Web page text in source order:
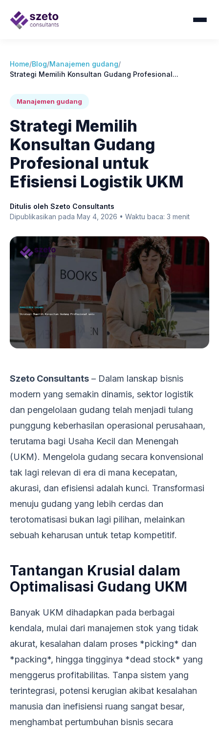
Home/Blog/Manajemen gudang/
Strategi Memilih Konsultan Gudang Profesional...
Manajemen gudang
Strategi Memilih
Konsultan Gudang
Profesional untuk
Efisiensi Logistik UKM
Ditulis oleh Szeto Consultants
Dipublikasikan pada May 4, 2026 • Waktu baca: 3 menit
Szeto Consultants – Dalam lanskap bisnis
modern yang semakin dinamis, sektor logistik
dan pengelolaan gudang telah menjadi tulang
punggung keberhasilan operasional perusahaan,
terutama bagi Usaha Kecil dan Menengah
(UKM). Mengelola gudang secara konvensional
tak lagi relevan di era di mana kecepatan,
akurasi, dan efisiensi adalah kunci. Transformasi
menuju gudang yang lebih cerdas dan
terotomatisasi bukan lagi pilihan, melainkan
sebuah keharusan untuk tetap kompetitif.
Tantangan Krusial dalam
Optimalisasi Gudang UKM
Banyak UKM dihadapkan pada berbagai
kendala, mulai dari manajemen stok yang tidak
akurat, kesalahan dalam proses *picking* dan
*packing*, hingga tingginya *dead stock* yang
menggerus profitabilitas. Tanpa sistem yang
terintegrasi, potensi kerugian akibat kesalahan
manusia dan inefisiensi ruang sangat besar,
menghambat pertumbuhan bisnis secara